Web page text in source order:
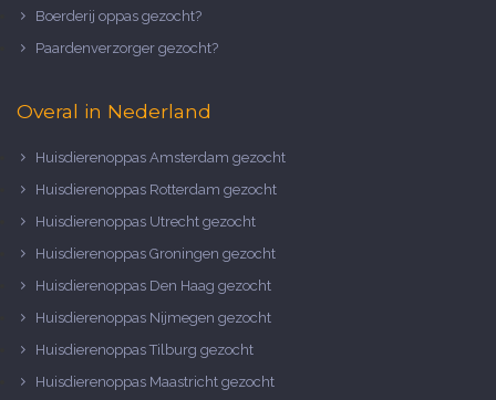
Boerderij oppas gezocht?
Paardenverzorger gezocht?
Overal in Nederland
Huisdierenoppas Amsterdam gezocht
Huisdierenoppas Rotterdam gezocht
Huisdierenoppas Utrecht gezocht
Huisdierenoppas Groningen gezocht
Huisdierenoppas Den Haag gezocht
Huisdierenoppas Nijmegen gezocht
Huisdierenoppas Tilburg gezocht
Huisdierenoppas Maastricht gezocht